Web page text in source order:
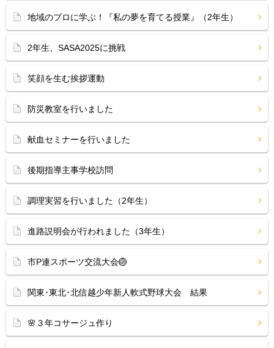
地域のプロに学ぶ！『私の夢を育てる授業』（2年生）
2年生、SASA2025に挑戦
笑顔を生む挨拶運動
防災教室を行いました
献血セミナーを行いました
後期指導主事学校訪問
調理実習を行いました（2年生）
進路説明会が行われました（3年生）
市P連スポーツ交流大会🏐
関東･東北･北信越少年新人軟式野球大会 結果
🌸３年コサージュ作り